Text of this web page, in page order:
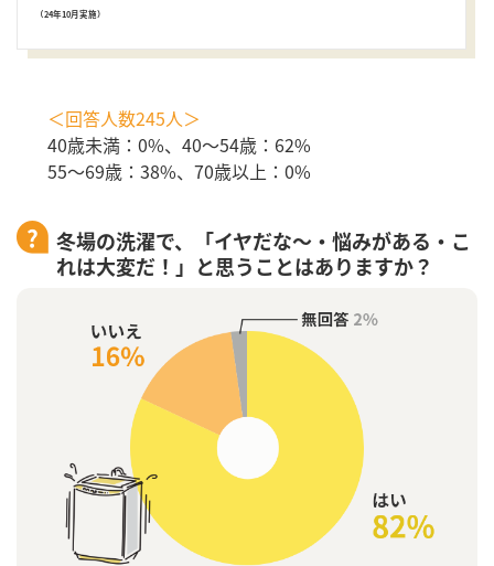
（24年10月実施）
＜回答人数245人＞
40歳未満：0%、40～54歳：62%
55～69歳：38%、70歳以上：0%
冬場の洗濯で、「イヤだな～・悩みがある・こ
れは大変だ！」と思うことはありますか？